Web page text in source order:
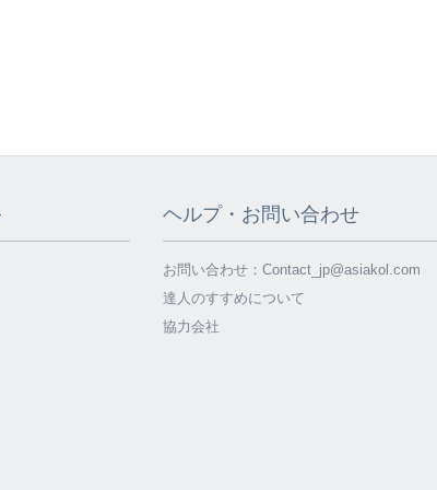
ヘルプ・お問い合わせ
お問い合わせ： Contact_jp@asiakol.com
達人のすすめについて
協力会社